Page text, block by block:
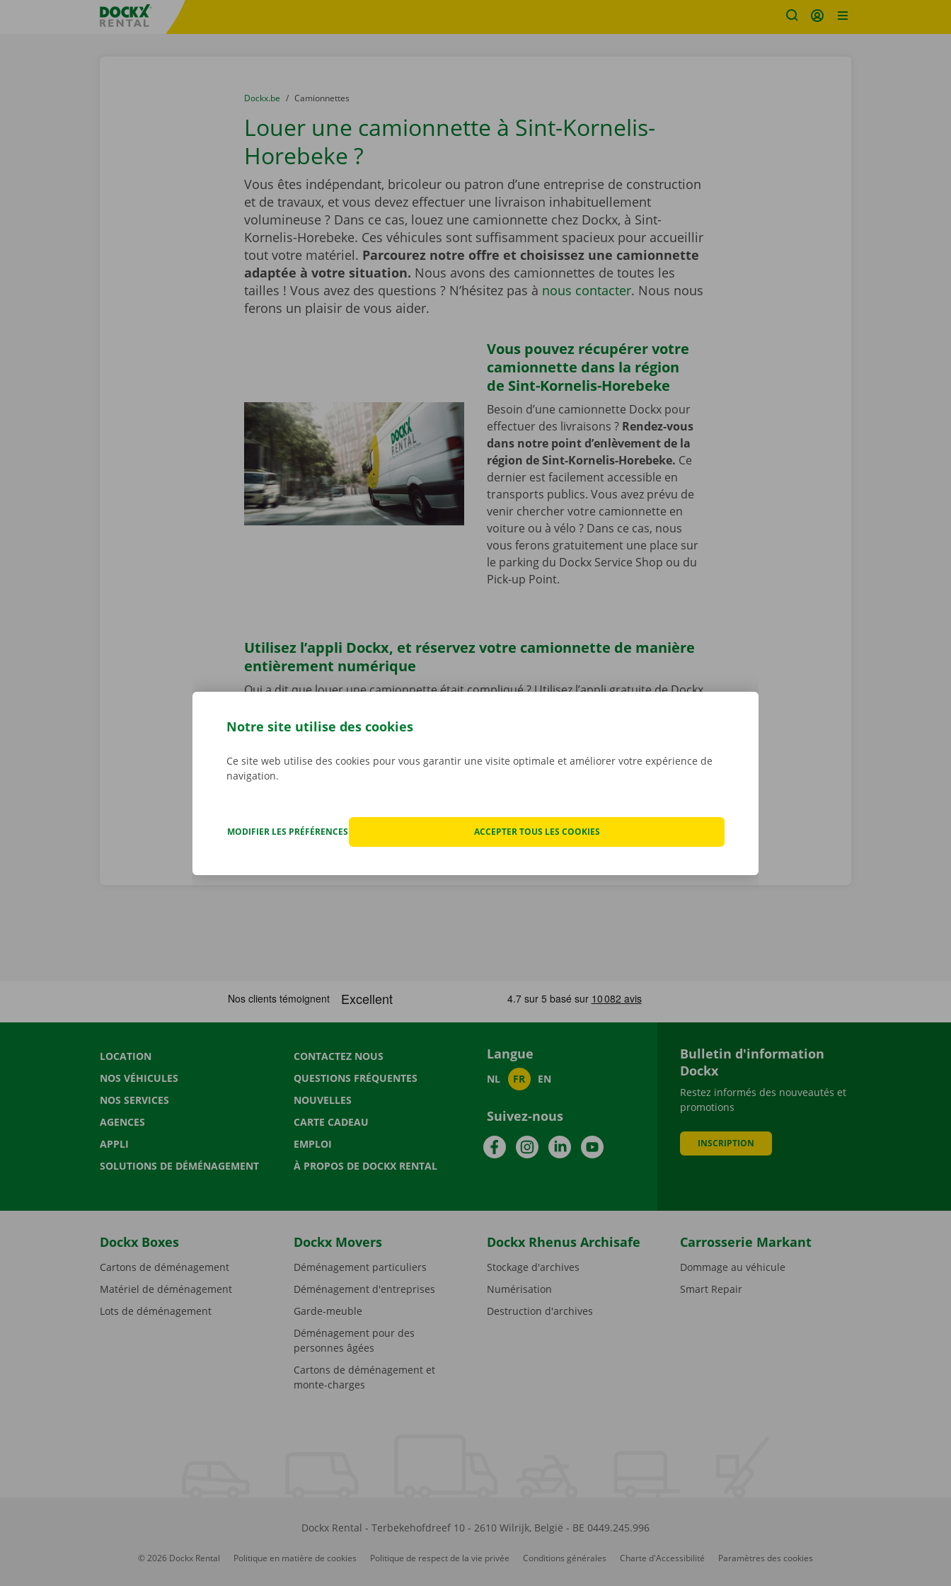
sitename
You are here:
du
Dockx.be to
Camionnettes
Louer une camionnette à Sint-Kornelis-
Horebeke ?
Vous êtes indépendant, bricoleur ou patron d’une entreprise de construction
et de travaux, et vous devez effectuer une livraison inhabituellement
volumineuse ? Dans ce cas, louez une camionnette chez Dockx, à Sint-
Kornelis-Horebeke. Ces véhicules sont suffisamment spacieux pour accueillir
tout votre matériel. Parcourez notre offre et choisissez une camionnette
adaptée à votre situation. Nous avons des camionnettes de toutes les
tailles ! Vous avez des questions ? N’hésitez pas à nous contacter. Nous nous
ferons un plaisir de vous aider.
Vous pouvez récupérer votre
camionnette dans la région
de Sint-Kornelis-Horebeke
Besoin d’une camionnette Dockx pour
effectuer des livraisons ? Rendez-vous
dans notre point d’enlèvement de la
région de Sint-Kornelis-Horebeke. Ce
dernier est facilement accessible en
transports publics. Vous avez prévu de
venir chercher votre camionnette en
voiture ou à vélo ? Dans ce cas, nous
vous ferons gratuitement une place sur
le parking du Dockx Service Shop ou du
Pick-up Point.
Utilisez l’appli Dockx, et réservez votre camionnette de manière
entièrement numérique
Qui a dit que louer une camionnette était compliqué ? Utilisez l’appli gratuite de Dockx
contact ! Ouvrez l’appli, choisissez votre véhicule, et payez. Il ne vous reste plus qu’à
numérique. Téléchargez notre appli gratuite pour Android ouApple, et découvrez
notre offre.
LOCATION
NOS VÉHICULES
NOS SERVICES
AGENCES
APPLI
SOLUTIONS DE DÉMÉNAGEMENT
CONTACTEZ NOUS
QUESTIONS FRÉQUENTES
NOUVELLES
CARTE CADEAU
EMPLOI
À PROPOS DE DOCKX RENTAL
Langue
NL FR EN
Suivez-nous
FacebookInstagramLinkedInYouTube
Bulletin d'information
Dockx
Restez informés des nouveautés et
promotions
INSCRIPTION
Dockx Boxes
Cartons de déménagement
Matériel de déménagement
Lots de déménagement
Dockx Movers
Déménagement particuliers
Déménagement d'entreprises
Garde-meuble
Déménagement pour des
personnes âgées
Cartons de déménagement et
monte-charges
Dockx Rhenus Archisafe
Stockage d'archives
Numérisation
Destruction d'archives
Carrosserie Markant
Dommage au véhicule
Smart Repair
Dockx Rental - Terbekehofdreef 10- 2610 Wilrijk, België - BE 0449.245.996
© 2026 Dockx Rental Politique en matière de cookies Politique de respect de la vie privée Conditions générales Charte d'Accessibilité Paramètres des cookies
Notre site utilise des cookies
Ce site web utilise des cookies pour vous garantir une visite optimale et améliorer votre expérience de
navigation.
MODIFIER LES PRÉFÉRENCES ACCEPTER TOUS LES COOKIES